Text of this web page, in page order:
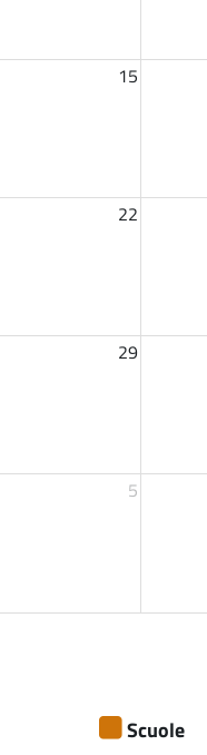
15
22
29
5
Scuole